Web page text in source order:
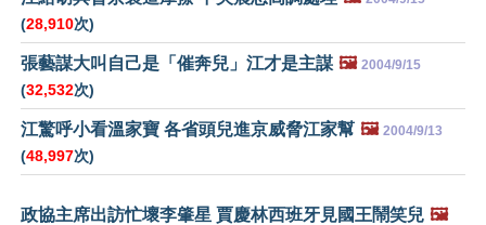
(28,910次)
張藝謀大叫自己是「催奔兒」江才是主謀 🖼️ 2004/9/15
(32,532次)
江驚呼小看溫家寶 各省頭兒進京威脅江家幫 🖼️ 2004/9/13
(48,997次)
政協主席出訪忙壞李肇星 賈慶林西班牙見國王鬧笑兒 🖼️